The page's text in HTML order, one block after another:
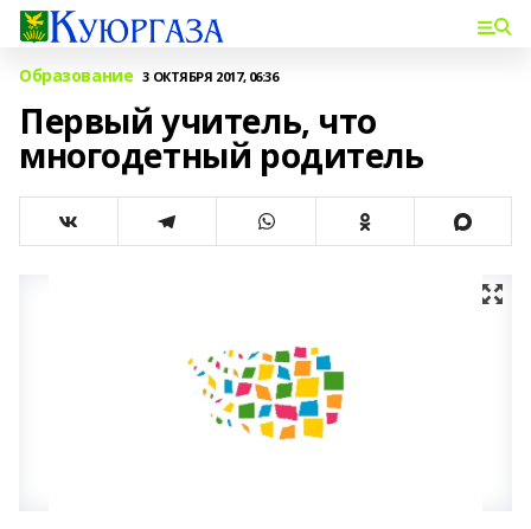
Образование 3 ОКТЯБРЯ 2017, 06:36
Первый учитель, что
многодетный родитель